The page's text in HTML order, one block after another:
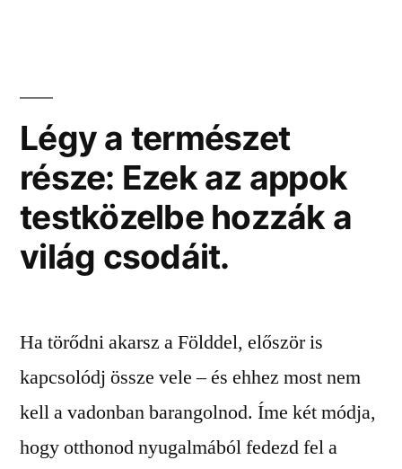
Légy a természet
része: Ezek az appok
testközelbe hozzák a
világ csodáit.
Ha törődni akarsz a Földdel, először is
kapcsolódj össze vele – és ehhez most nem
kell a vadonban barangolnod. Íme két módja,
hogy otthonod nyugalmából fedezd fel a